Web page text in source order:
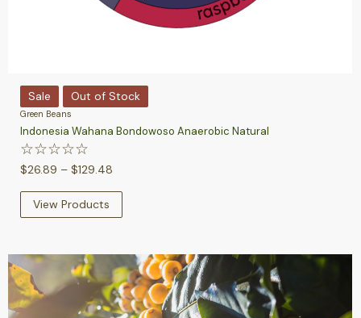
Sale Out of Stock
Green Beans
Indonesia Wahana Bondowoso Anaerobic Natural
☆☆☆☆☆
$26.89 – $129.48
View Products